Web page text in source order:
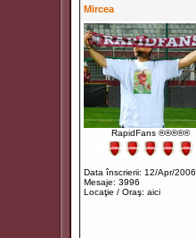
Mircea
RapidFans ®®®®®
Data înscrierii: 12/Apr/2006
Mesaje: 3996
Locaţie / Oraş: aici